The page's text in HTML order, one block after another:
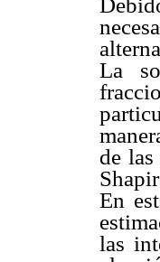
La
de
En
las